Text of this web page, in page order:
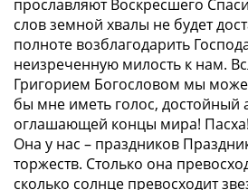
прославляют Воскресшего
слов земной хвалы не будет
полноте возблагодарить
неизреченную милость к нам.
Григорием Богословом мы
бы мне иметь голос, достойный
оглашающей концы мира!
Она у нас – праздников
торжеств. Столько она
сколько солнце превосходит